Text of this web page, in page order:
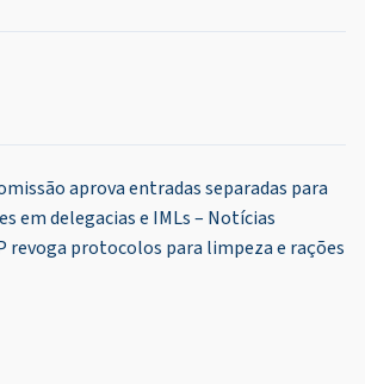
aprova entradas separadas para
em delegacias e IMLs – Notícias
revoga protocolos para limpeza e rações